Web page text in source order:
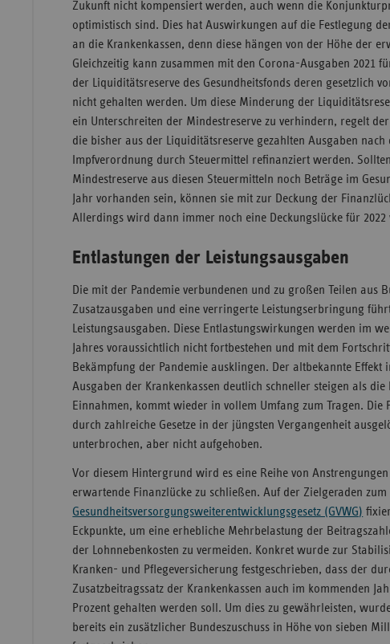
Zukunft nicht kompensiert werden, auch wenn die
optimistisch sind. Dies hat Auswirkungen auf die Festlegung
an die Krankenkassen, denn diese hängen von der Höhe der
Gleichzeitig kann zusammen mit den Corona-Ausgaben 2021
der Liquiditätsreserve des Gesundheitsfonds deren gesetzlich
nicht gehalten werden. Um diese Minderung der
ein Unterschreiten der Mindestreserve zu verhindern, regelt
die bisher aus der Liquiditätsreserve gezahlten Ausgaben nach
Impfverordnung durch Steuermittel refinanziert werden.
Mindestreserve aus diesen Steuermitteln noch Beträge im
Jahr vorhanden sein, können sie mit zur Deckung der
Allerdings wird dann immer noch eine Deckungslücke für 2022
Entlastungen der Leistungsausgaben
Die mit der Pandemie verbundenen und zu großen Teilen aus
Zusatzausgaben und eine verringerte Leistungserbringung
Leistungsausgaben. Diese Entlastungswirkungen werden im
Jahres voraussichtlich nicht fortbestehen und mit dem
Bekämpfung der Pandemie ausklingen. Der altbekannte Effekt
Ausgaben der Krankenkassen deutlich schneller steigen als
Einnahmen, kommt wieder in vollem Umfang zum Tragen. Die
durch zahlreiche Gesetze in der jüngsten Vergangenheit
unterbrochen, aber nicht aufgehoben.
Vor diesem Hintergrund wird es eine Reihe von
erwartende Finanzlücke zu schließen. Auf der Zielgeraden zum
Gesundheitsversorgungsweiterentwicklungsgesetz (GVWG)
Eckpunkte, um eine erhebliche Mehrbelastung der
der Lohnnebenkosten zu vermeiden. Konkret wurde zur
Kranken- und Pflegeversicherung festgeschrieben, dass der
Zusatzbeitragssatz der Krankenkassen auch im kommenden
Prozent gehalten werden soll. Um dies zu gewährleisten,
bereits ein zusätzlicher Bundeszuschuss in Höhe von sieben